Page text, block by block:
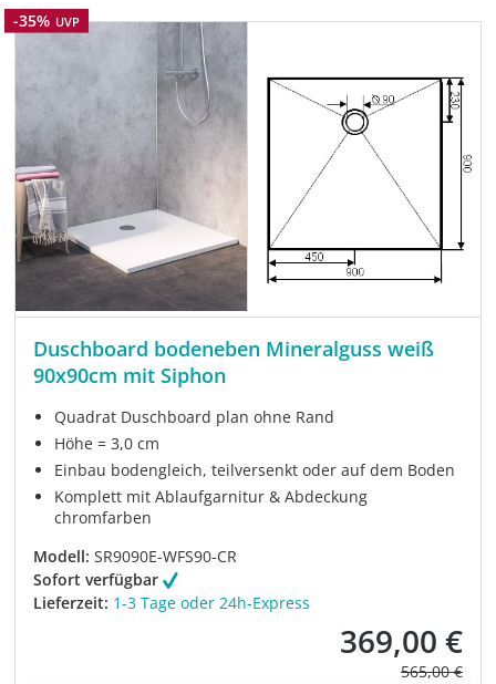
Rabatt
-35% UVP
Duschboard bodeneben Mineralguss weiß
90x90cm mit Siphon
Quadrat Duschboard plan ohne Rand
Höhe = 3,0 cm
Einbau bodengleich, teilversenkt oder auf dem Boden
Komplett mit Ablaufgarnitur & Abdeckung
chromfarben
Modell: SR9090E-WFS90-CR
Sofort verfügbar
Lieferzeit: 1-3 Tage oder 24h-Express
Verkaufspreis:
369,00 €
Regulärer
565,00 €